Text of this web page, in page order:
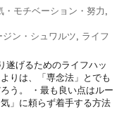
・モチベーション・努力
ジン・シュワルツ
ライフ
遂げるためのライフハッ
りは、「専念法」とでも
う。 ・最も良い点はルー
」に頼らず着手する方法